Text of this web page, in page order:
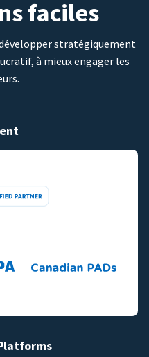
faciles
stratégiquement
à mieux engager les